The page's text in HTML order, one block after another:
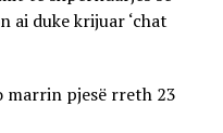
duke krijuar ‘chat
marrin pjesë rreth 23